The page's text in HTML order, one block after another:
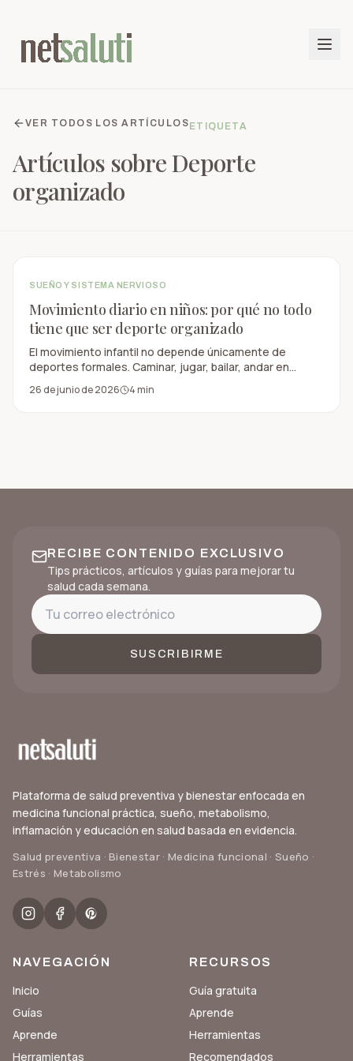
VER TODOS LOS ARTÍCULOS ETIQUETA
Artículos sobreDeporte
organizado
SUEÑO Y SISTEMA NERVIOSO
Movimiento diario en niños: por qué no todo
tiene que ser deporte organizado
El movimiento infantil no depende únicamente de
deportes formales. Caminar, jugar, bailar, andar en
bicicleta o moverse en familia también cuenta y puede
apoyar el bienestar diario.
26 de junio de 2026 4min
RECIBE CONTENIDO EXCLUSIVO
Tips prácticos, artículos y guías para mejorar tu
salud cada semana.
SUSCRIBIRME
Plataforma de salud preventiva y bienestar enfocada en
medicina funcional práctica, sueño, metabolismo,
inflamación y educación en salud basada en evidencia.
Salud preventiva · Bienestar · Medicina funcional · Sueño ·
Estrés · Metabolismo
NAVEGACIÓN
Inicio
Guías
Aprende
Herramientas
RECURSOS
Guía gratuita
Aprende
Herramientas
Recomendados